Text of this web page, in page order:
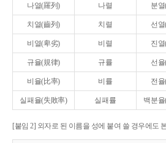
나열(羅列) 나렬 분
치열(齒列) 치렬 선
비열(卑劣) 비렬 진
규율(規律) 규률 선
비율(比率) 비률 전
실패율(失敗率) 실패률 백분
[붙임 2] 외자로 된 이름을 성에 붙여 쓸 경우에도